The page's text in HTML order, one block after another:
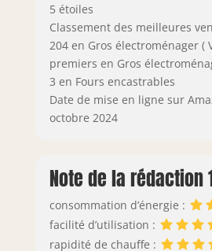
5 étoiles
Classement des meilleures
204 en Gros électroménager (
premiers en Gros
3 en Fours encastrables
Date de mise en ligne sur
octobre 2024
Note de la rédaction
consommation d’énergie :
facilité d’utilisation :
rapidité de chauffe :